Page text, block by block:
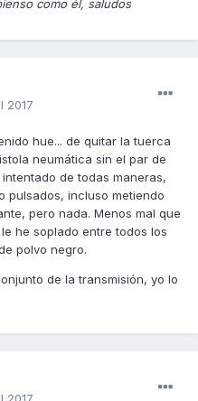
como él, saludos
2017
hue... de quitar la tuerca
neumática sin el par de
de todas maneras,
pulsados, incluso metiendo
pero nada. Menos mal que
he soplado entre todos los
polvo negro.
de la transmisión, yo lo